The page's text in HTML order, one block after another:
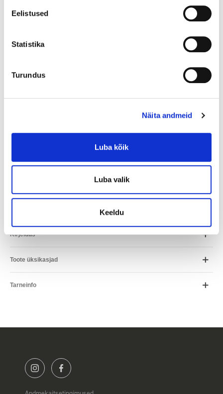
Eelistused
Statistika
Turundus
Näita andmeid
Luba kõik
Luba valik
Keeldu
0-1 tööpäeva (kui kaup on valitud poes ja tulete ise järele)
Periood
*Arvutus on ligikaudne ja võib erineda Teile pakutavatest
tingimustest.
Kirjeldus
Toote üksikasjad
Tarneinfo